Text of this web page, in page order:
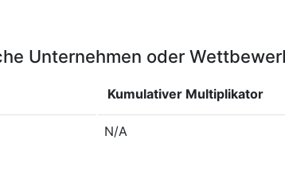
Unternehmen oder
Kumulativer Multiplikator
N/A